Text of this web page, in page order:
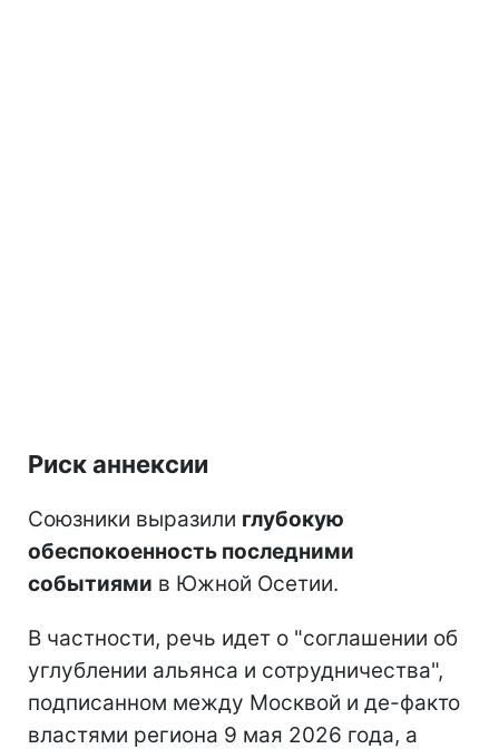
Риск аннексии
Союзники выразили глубокую
обеспокоенность последними
событиями в Южной Осетии.
В частности, речь идет о "соглашении об
углублении альянса и сотрудничества",
подписанном между Москвой и де-факто
властями региона 9 мая 2026 года, а